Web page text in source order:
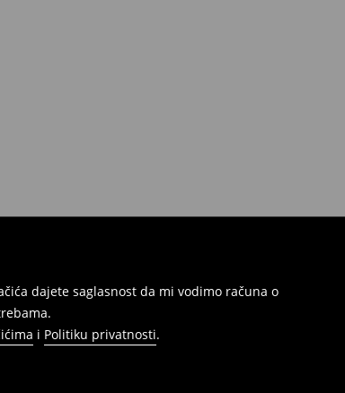
dajete saglasnost da mi vodimo računa o
i Politiku privatnosti.